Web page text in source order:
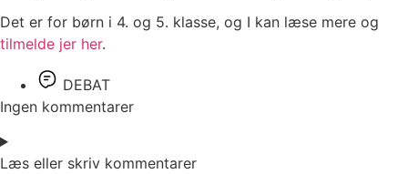
Det er for børn i 4. og 5. klasse, og I kan læse mere og
tilmelde jer her.
DEBAT
Ingen kommentarer
Læs eller skriv kommentarer